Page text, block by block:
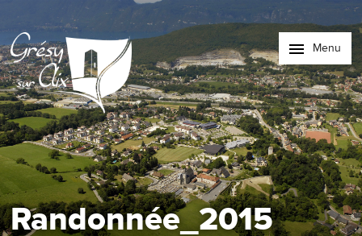
Menu
Randonnée_2015